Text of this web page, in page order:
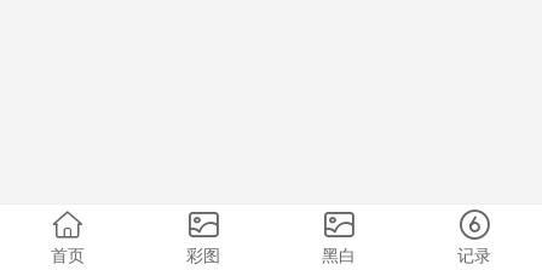
首页 彩图 黑白 记录